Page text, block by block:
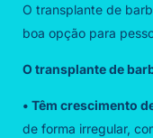
O transplante de
boa opção para
O transplante de
• Têm crescimento
de forma irregular,